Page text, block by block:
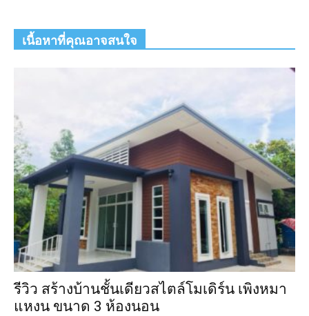
เนื้อหาที่คุณอาจสนใจ
รีวิว สร้างบ้านชั้นเดียวสไตล์โมเดิร์น เพิงหมา
แหงน ขนาด 3 ห้องนอน